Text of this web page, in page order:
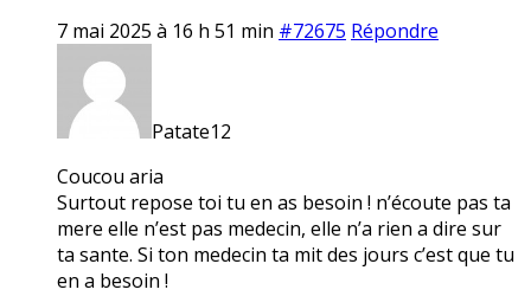
7 mai 2025 à 16 h 51 min #72675 Répondre
Patate12
Coucou aria
Surtout repose toi tu en as besoin ! n’écoute pas ta
mere elle n’est pas medecin, elle n’a rien a dire sur
ta sante. Si ton medecin ta mit des jours c’est que tu
en a besoin !